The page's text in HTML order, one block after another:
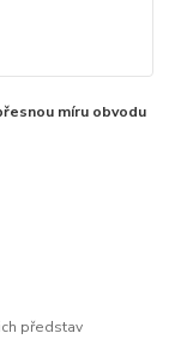
míru obvodu
představ